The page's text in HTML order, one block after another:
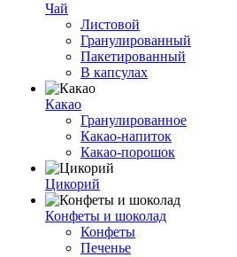
Чай
Листовой
Гранулированный
Пакетированный
В капсулах
Какао
Гранулированное
Какао-напиток
Какао-порошок
Цикорий
Конфеты и шоколад
Конфеты
Печенье